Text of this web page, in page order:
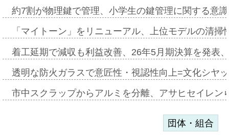
約7割が物理鍵で管理、小学生の鍵管理に関する意
「マイトーン」をリニューアル、上位モデルの清
着工延期で減収も利益改善、26年5月期決算を発表
透明な防火ガラスで意匠性・視認性向上=文化シヤ
市中スクラップからアルミを分離、アサヒセイレ
団体・組合